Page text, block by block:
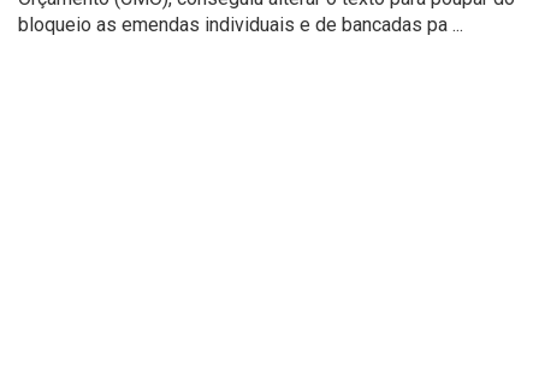
bloqueio as emendas individuais e de bancadas pa ...